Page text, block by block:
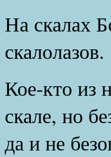
На скалах
скалолазов.
Кое-кто из
скале, но
да и не